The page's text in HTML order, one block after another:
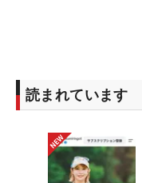
で、誰かに勇気を
い」。ここから目
「4日間さびしそ
読まれています